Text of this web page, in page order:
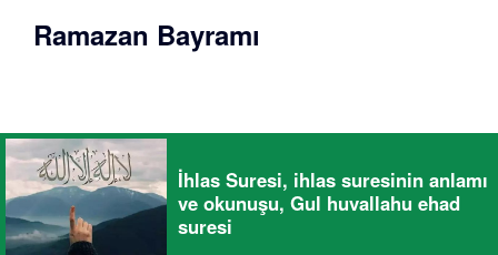
Ramazan Bayramı
İhlas Suresi, ihlas suresinin anlamı
ve okunuşu, Gul huvallahu ehad
suresi